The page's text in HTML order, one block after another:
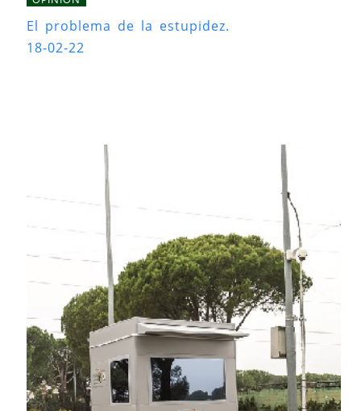
El problema de la estupidez.
18-02-22